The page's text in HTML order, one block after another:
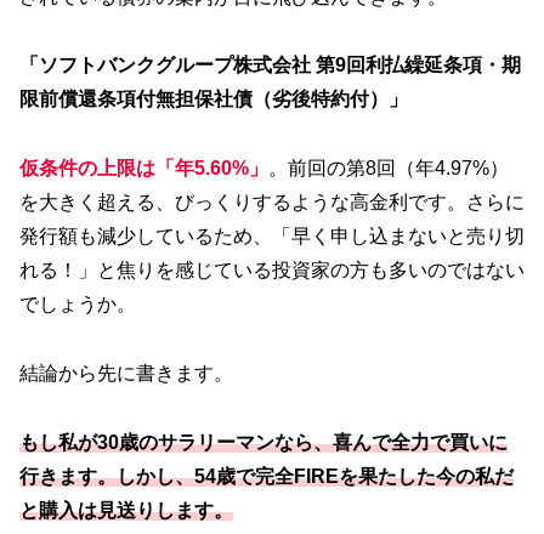
「ソフトバンクグループ株式会社 第9回利払繰延条項・期
限前償還条項付無担保社債（劣後特約付）」
仮条件の上限は「年5.60%」 。前回の第8回（年4.97%）
を大きく超える、びっくりするような高金利です。さらに
発行額も減少しているため、「早く申し込まないと売り切
れる！」と焦りを感じている投資家の方も多いのではない
でしょうか。
結論から先に書きます。
もし私が30歳のサラリーマンなら、喜んで全力で買いに
行きます。しかし、54歳で完全FIREを果たした今の私だ
と購入は見送りします。